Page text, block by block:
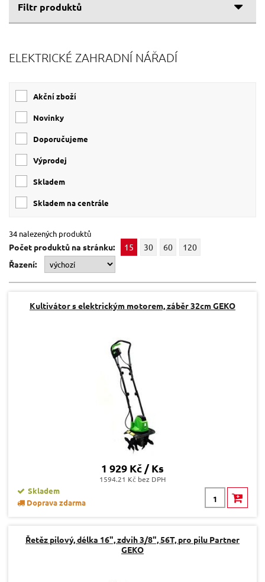
Filtr produktů
Výrobce
EXTOL-CRAFT
EXTOL-INDUSTRIAL
EXTOL-PREMIUM
MAR-POL
ELEKTRICKÉ ZAHRADNÍ NÁŘADÍ
Akční zboží
Novinky
Doporučujeme
Výprodej
skladem
skladem na centrále
34 nalezených produktů
Počet produktů na stránku: 15 30 60
120
Řazení:
Kultivátor s elektrickým motorem, záběr 32cm GEKO
1 929 Kč / Ks
1594.21 Kč bez DPH
Skladem
Doprava zdarma
Řetěz pilový, délka 16", zdvih 3/8", 56T, pro pilu Partner
GEKO